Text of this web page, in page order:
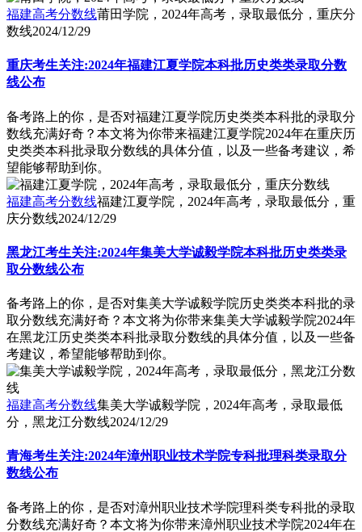
福建高考分数线莆田学院，2024年高考，录取最低分，重庆分
数线2024/12/29
重庆考生关注:2024年福建江夏学院本科批历史类类录取分数
线公布
备考路上的你，是否对福建江夏学院历史类类本科批的录取分
数线充满好奇？本文将为你带来福建江夏学院2024年在重庆历
史类类本科批录取分数线的具体分值，以及一些备考建议，希
望能够帮助到你。
福建高考分数线福建江夏学院，2024年高考，录取最低分，重
庆分数线2024/12/29
黑龙江考生关注:2024年集美大学诚毅学院本科批历史类类录
取分数线公布
备考路上的你，是否对集美大学诚毅学院历史类类本科批的录
取分数线充满好奇？本文将为你带来集美大学诚毅学院2024年
在黑龙江历史类类本科批录取分数线的具体分值，以及一些备
考建议，希望能够帮助到你。
福建高考分数线集美大学诚毅学院，2024年高考，录取最低
分，黑龙江分数线2024/12/29
青海考生关注:2024年漳州职业技术学院专科批理科类录取分
数线公布
备考路上的你，是否对漳州职业技术学院理科类专科批的录取
分数线充满好奇？本文将为你带来漳州职业技术学院2024年在